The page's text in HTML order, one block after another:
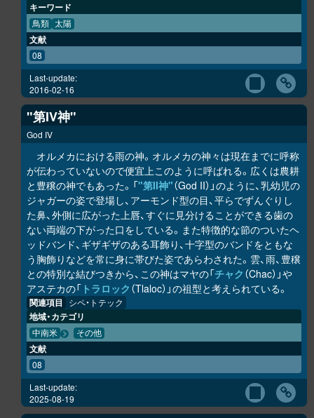
キーワード
鳥類 太陽
文献
08
Last-update:
2016-02-16
"第IV神"
God IV
オルメカにおける雨の神。オルメカの神々は現在までに呼称
が伝わっていないので便宜上このように呼ばれる。広くは農耕
と豊穣の神でもあった。「"第II神"（God II）」のように、乳幼児の
ジャガーの姿で登場し、アーモンド型の目、平らでずんぐりし
た鼻、外側に広がった上唇、すぐに見分けることができる歯の
ない両端の下がった口をしている。また特徴的な節のついたヘ
ッドバンド、ギザギザのある耳飾り、十字型のバンドをともな
う胸飾りなどを常に身に帯びた姿であらわされた。雲、雨、豊穣
との特別な結びつきから、この神はマヤの「チャク （Chac）」や
アステカの「 トラロック （Tlaloc）」の祖型と考えられている。
関連項目 シペ・トテック
地域・カテゴリ
中南米 その他
文献
08
Last-update:
2025-08-19